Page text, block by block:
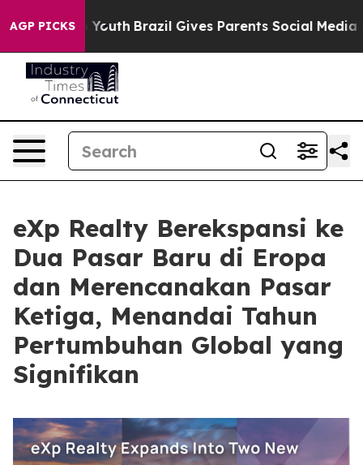
AGP PICKS
to Youth Brazil Gives Parents Social Media
eXp Realty Berekspansi ke
Dua Pasar Baru di Eropa
dan Merencanakan Pasar
Ketiga, Menandai Tahun
Pertumbuhan Global yang
Signifikan